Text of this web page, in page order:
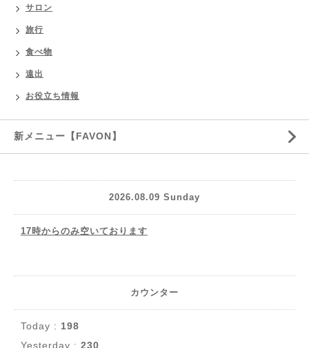
サロン
旅行
食べ物
遠出
お役立ち情報
新メニュー【FAVON】
2026.08.09 Sunday
17時からのみ空いております
カウンター
Today : 198
Yesterday : 230